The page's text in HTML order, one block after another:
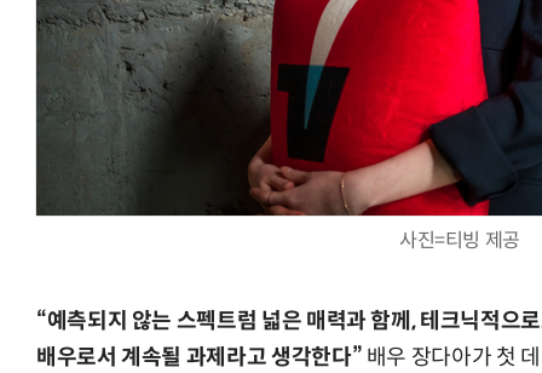
사진=티빙 제공
“예측되지 않는 스펙트럼 넓은 매력과 함께, 테크닉적으
배우로서 계속될 과제라고 생각한다” 배우 장다아가 첫